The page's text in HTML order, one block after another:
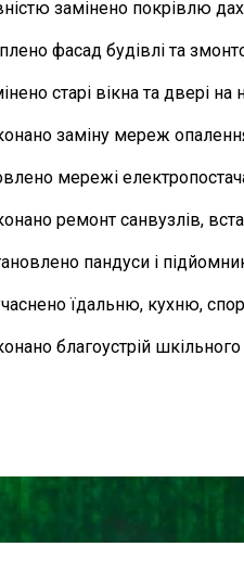
замінено покрівлю
фасад будівлі та
старі вікна та двері
заміну мереж
мережі
ремонт санвузлів,
пандуси і
їдальню, кухню,
благоустрій шкільного